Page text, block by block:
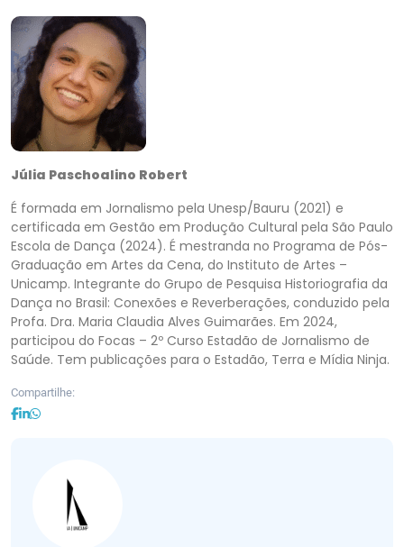
Júlia Paschoalino Robert
É formada em Jornalismo pela Unesp/Bauru (2021) e
certificada em Gestão em Produção Cultural pela São Paulo
Escola de Dança (2024). É mestranda no Programa de Pós-
Graduação em Artes da Cena, do Instituto de Artes –
Unicamp. Integrante do Grupo de Pesquisa Historiografia da
Dança no Brasil: Conexões e Reverberações, conduzido pela
Profa. Dra. Maria Claudia Alves Guimarães. Em 2024,
participou do Focas – 2º Curso Estadão de Jornalismo de
Saúde. Tem publicações para o Estadão, Terra e Mídia Ninja.
Compartilhe: